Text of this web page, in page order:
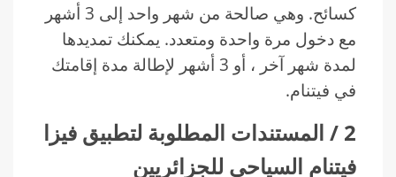
كسائح. وهي صالحة من شهر واحد إلى 3 أشهر
مع دخول مرة واحدة ومتعدد. يمكنك تمديدها
لمدة شهر آخر ، أو 3 أشهر لإطالة مدة إقامتك
في فيتنام.
2 / المستندات المطلوبة لتطبيق فيزا
فيتنام السياحي للجزائريين